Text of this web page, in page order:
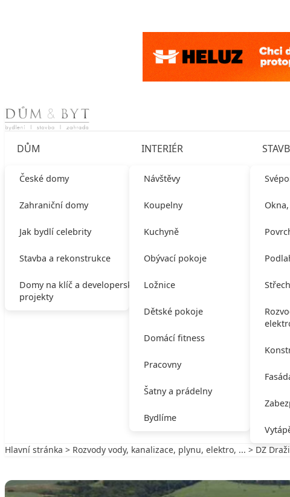
Skip to content
DŮM
České domy
Zahraniční domy
Jak bydlí celebrity
Stavba a rekonstrukce
Domy na klíč a developerské
projekty
INTERIÉR
Návštěvy
Koupelny
Kuchyně
Obývací pokoje
Ložnice
Dětské pokoje
Domácí fitness
Pracovny
Šatny a prádelny
Bydlíme
Hlavní stránka > Rozvody vody, kanalizace, plynu, elektro, ... > DZ